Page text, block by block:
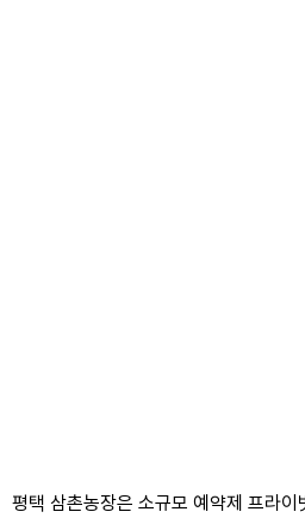
평택 삼촌농장은 소규모 예약제 프라